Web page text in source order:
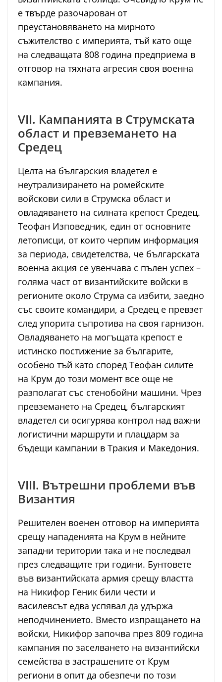
е твърде разочарован от
преустановяването на мирното
съжителство с империята, тъй като още
на следващата 808 година предприема в
отговор на тяхната агресия своя военна
кампания.
VII. Кампанията в Струмската
област и превземането на
Средец
Целта на българския владетел е
неутрализирането на ромейските
войскови сили в Струмска област и
овладяването на силната крепост Средец.
Теофан Изповедник, един от основните
летописци, от които черпим информация
за периода, свидетелства, че българската
военна акция се увенчава с пълен успех –
голяма част от византийските войски в
регионите около Струма са избити, заедно
със своите командири, а Средец е превзет
след упорита съпротива на своя гарнизон.
Овладяването на могъщата крепост е
истинско постижение за българите,
особено тъй като според Теофан силите
на Крум до този момент все още не
разполагат със стенобойни машини. Чрез
превземането на Средец, българският
владетел си осигурява контрол над важни
логистични маршрути и плацдарм за
бъдещи кампании в Тракия и Македония.
VIII. Вътрешни проблеми във
Византия
Решителен военен отговор на империята
срещу нападенията на Крум в нейните
западни територии така и не последвал
през следващите три години. Бунтовете
във византийската армия срещу властта
на Никифор Геник били чести и
василевсът едва успявал да удържа
неподчинението. Вместо изпращането на
войски, Никифор започва през 809 година
кампания по заселването на византийски
семейства в застрашените от Крум
региони в опит да обезпечи по този